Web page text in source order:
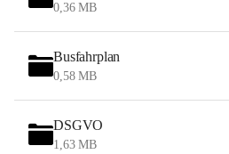
zum Naherholungsraum St. Pölten.
„ihre Wiener“. Seit 1960 bauten
Wochenendhäuser im
waldreichen Jagdgebietes haben
Das Wandern ist aus touristischer
Tätigkeit. Das hügelige Gebiet mit
0,36 MB
Busfahrplan
0,58 MB
DSGVO
1,63 MB